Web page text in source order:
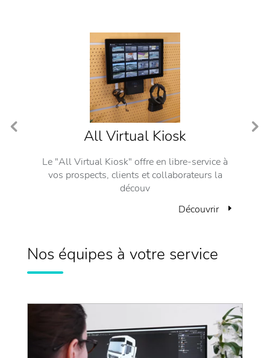
All Virtual Kiosk
Le "All Virtual Kiosk" offre en libre-service à
vos prospects, clients et collaborateurs la
découv
Découvrir
Nos équipes à votre service